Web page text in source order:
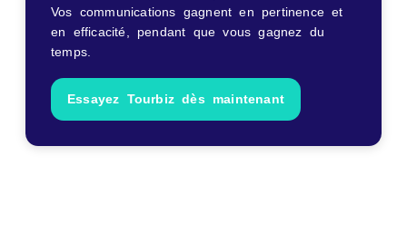
Vos communications gagnent en pertinence et
en efficacité, pendant que vous gagnez du
temps.
Essayez Tourbiz dès maintenant